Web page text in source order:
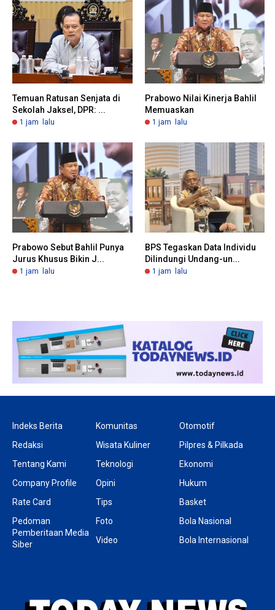
Temuan Ratusan Senjata di
Sekolah Jaksel, DPR: ...
1 jam lalu
Prabowo Nilai Kinerja Bahlil
Memuaskan
1 jam lalu
Prabowo Sebut Bahlil Punya
Jurus Khusus Bikin J...
1 jam lalu
BPS Tegaskan Data Individu
Dilindungi Undang-un...
1 jam lalu
Indeks Berita
Redaksi
Tentang Kami
Company Profile
Rate Card
Pedoman
Pemberitaan Media
Siber
Komunitas
Wisata Kuliner
Teknologi
Opini
Tips
Foto
Video
Otomotif
Pilpres & Pilkada
Ekonomi
Hukum
Basket
Bola Nasional
Bola Internasional